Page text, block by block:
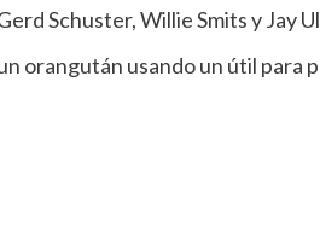
Schuster, Willie Smits y Jay
orangután usando un útil para